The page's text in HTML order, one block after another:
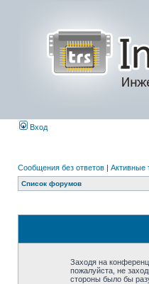
Вход
Сообщения без ответов | Активные
Список форумов
Заходя на
пожалуйста, не
стороны было бы